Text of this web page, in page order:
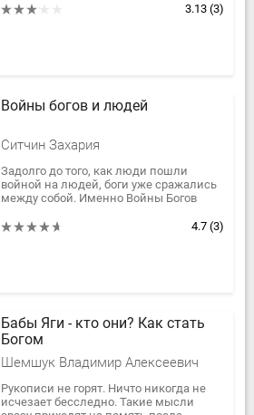
используя свои глубокие знания...3.13 (3)
Войны богов и людей
Ситчин Захария
Задолго до того, как люди пошли
войной на людей, боги уже сражались
между собой. Именно Войны Богов
в битвах небожители использовали...
4.7 (3)
Бабы Яги - кто они? Как стать
Богом
Шемшук Владимир Алексеевич
Рукописи не горят. Ничто никогда не
исчезает бесследно. Такие мысли